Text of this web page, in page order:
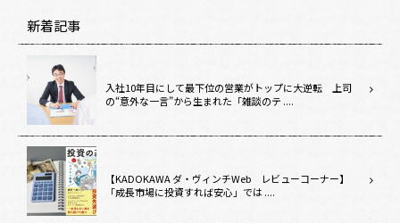
新着記事
入社10年目にして最下位の営業がトップに大逆転 上司
の“意外な一言”から生まれた「雑談のテ ....
【KADOKAWA ダ・ヴィンチWeb レビューコーナー】
「成長市場に投資すれば安心」では ....